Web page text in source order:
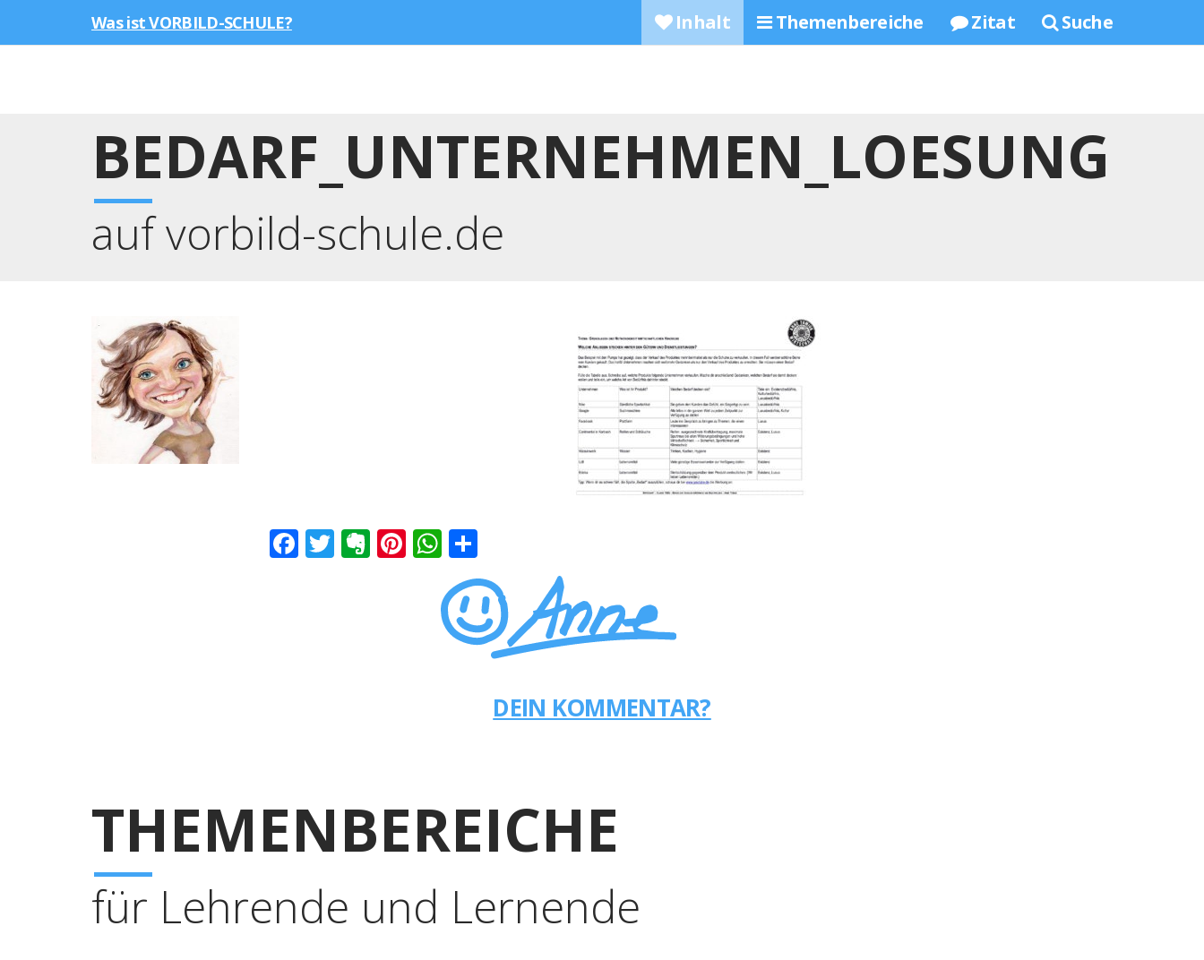
Was ist VORBILD-SCHULE? Inhalt Themenbereiche Zitat Suche
BEDARF_UNTERNEHMEN_LOESUNG
auf vorbild-schule.de
Facebook
Twitter
Evernote
Pinterest
WhatsApp
DEIN KOMMENTAR?
THEMENBEREICHE
für Lehrende und Lernende